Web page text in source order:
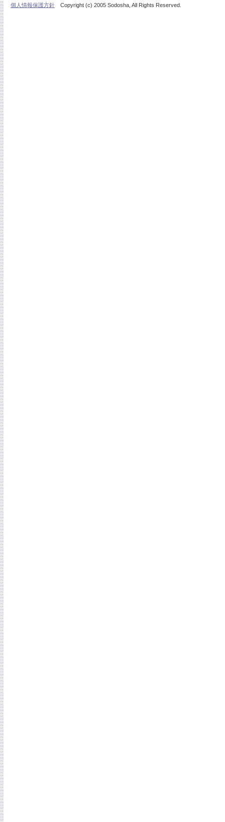
個人情報保護方針 Copyright (c) 2005 Sodosha, All Rights Reserved.